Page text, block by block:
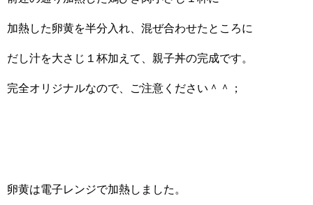
加熱した卵黄を半分入れ、混ぜ合わせたところに
だし汁を大さじ１杯加えて、親子丼の完成です。
完全オリジナルなので、ご注意ください＾＾；
卵黄は電子レンジで加熱しました。